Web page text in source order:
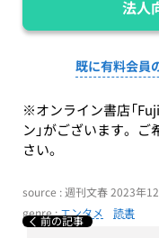
法人
既に有料会員
※オンライン書店「
ン」がございます。ご
さい。
source : 週刊文春 2023年
genre :エンタメ 読書
前の記事